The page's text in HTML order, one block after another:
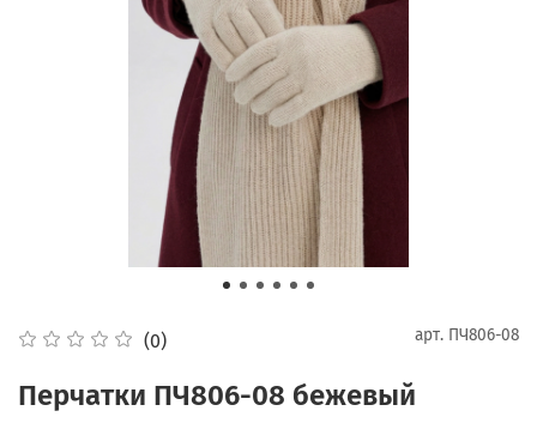
(0) арт. ПЧ806-08
Перчатки ПЧ806-08 бежевый